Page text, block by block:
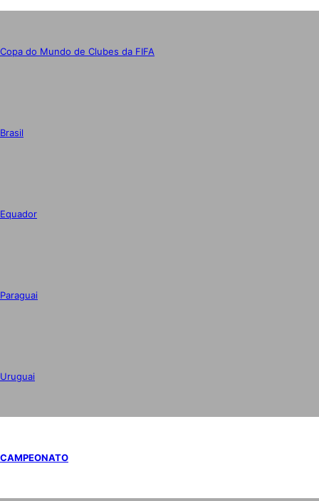
Copa do Mundo de Clubes da FIFA
Brasil
Equador
Paraguai
Uruguai
CAMPEONATO